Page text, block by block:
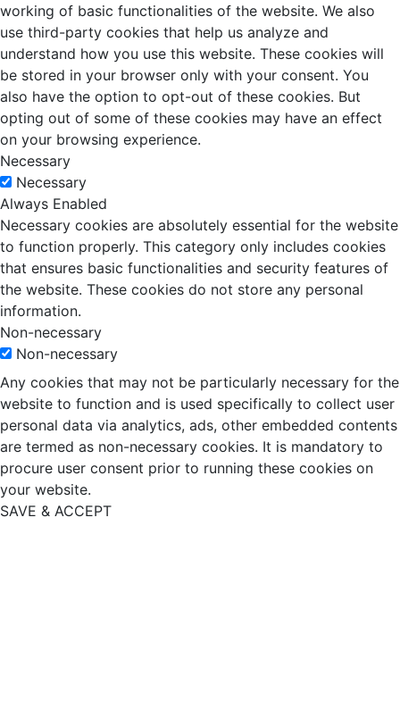
working of basic functionalities of the website. We also
use third-party cookies that help us analyze and
understand how you use this website. These cookies will
be stored in your browser only with your consent. You
also have the option to opt-out of these cookies. But
opting out of some of these cookies may have an effect
on your browsing experience.
Necessary
Necessary
Always Enabled
Necessary cookies are absolutely essential for the website
to function properly. This category only includes cookies
that ensures basic functionalities and security features of
the website. These cookies do not store any personal
information.
Non-necessary
Non-necessary
Any cookies that may not be particularly necessary for the
website to function and is used specifically to collect user
personal data via analytics, ads, other embedded contents
are termed as non-necessary cookies. It is mandatory to
procure user consent prior to running these cookies on
your website.
SAVE & ACCEPT